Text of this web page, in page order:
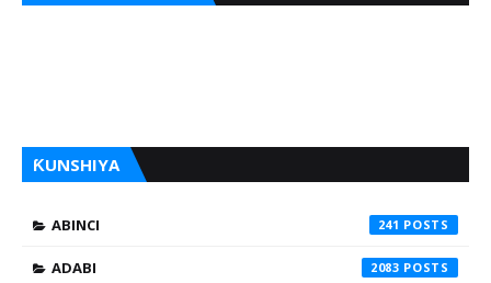
ƘUNSHIYA
ABINCI 241
ADABI 2083